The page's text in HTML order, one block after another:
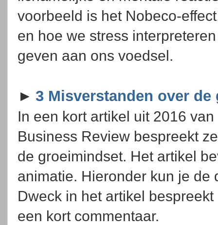
voorbeeld is het Nobeco-
en hoe we stress
geven aan ons voedsel.
► 3 Misverstanden over
In een kort artikel uit 2016
Business Review bespreekt
de groeimindset. Het artikel
animatie. Hieronder kun je de
Dweck in het artikel
een kort commentaar.